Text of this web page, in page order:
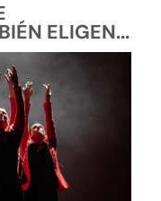
ELIGEN...